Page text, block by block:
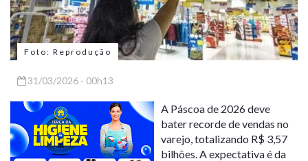
Foto: Reprodução
31/03/2026 - 00h13
A Páscoa de 2026 deve
bater recorde de vendas no
varejo, totalizando R$ 3,57
bilhões. A expectativa é da